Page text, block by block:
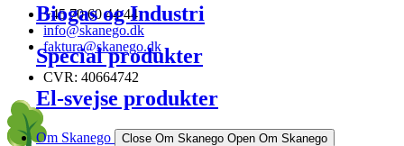
Biogas og Industri
Special produkter
El-svejse produkter
Om Skanego Close Om Skanego Open Om Skanego
+45 70 60 44 44
info@skanego.dk
faktura@skanego.dk
CVR: 40664742